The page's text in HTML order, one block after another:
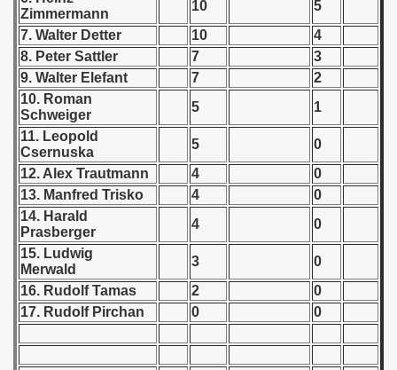
Zimmermann
10
5
7. Walter Detter
10
4
8. Peter Sattler
7
3
9. Walter Elefant
7
2
10. Roman
Schweiger
5
1
11. Leopold
Csernuska
5
0
12. Alex Trautmann
4
0
13. Manfred Trisko
4
0
14. Harald
Prasberger
4
0
15. Ludwig
Merwald
3
0
16. Rudolf Tamas
2
0
17. Rudolf Pirchan
0 0
- 1959
- 1960
- 1961
- 1962
- 1963
- 1964
- 1965
- 1966